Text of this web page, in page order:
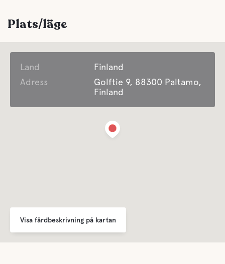
Plats/läge
Land
Finland
Adress
Golftie 9, 88300 Paltamo,
Finland
Visa färdbeskrivning på kartan